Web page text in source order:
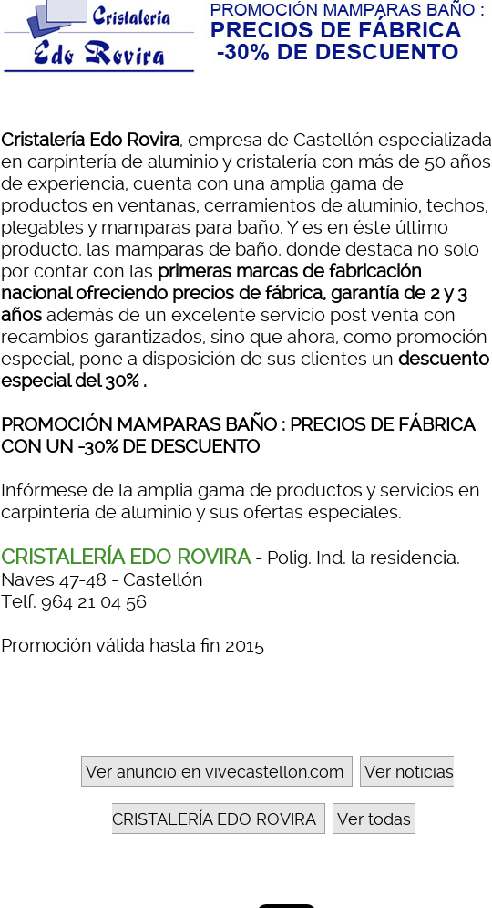
Cristalería Edo Rovira, empresa de Castellón especializada
en carpintería de aluminio y cristalería con más de 50 años
de experiencia, cuenta con una amplia gama de
productos en ventanas, cerramientos de aluminio, techos,
plegables y mamparas para baño. Y es en éste último
producto, las mamparas de baño, donde destaca no solo
por contar con las primeras marcas de fabricación
nacional ofreciendo precios de fábrica, garantía de 2 y 3
años además de un excelente servicio post venta con
recambios garantizados, sino que ahora, como promoción
especial, pone a disposición de sus clientes un descuento
especial del 30% .
PROMOCIÓN MAMPARAS BAÑO : PRECIOS DE FÁBRICA
CON UN -30% DE DESCUENTO
Infórmese de la amplia gama de productos y servicios en
carpintería de aluminio y sus ofertas especiales.
CRISTALERÍA EDO ROVIRA- Polig. Ind. la residencia.
Naves 47-48 - Castellón
Telf. 964 21 04 56
Promoción válida hasta fin 2015
Ver anuncio en vivecastellon.com Ver noticias
CRISTALERÍA EDO ROVIRA Ver todas